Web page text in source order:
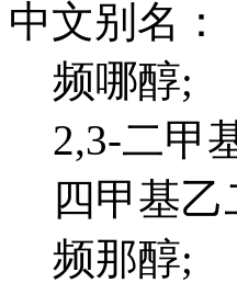
中文别名：
频哪醇;
2,3-二甲
四甲基乙
频那醇;